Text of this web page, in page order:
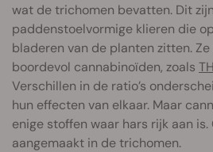
wat de trichomen bevatten. Dit
paddenstoelvormige klieren die
bladeren van de planten zitten.
boordevol cannabinoïden, zoals
Verschillen in de ratio’s
hun effecten van elkaar. Maar
enige stoffen waar hars rijk aan is.
aangemaakt in de trichomen.